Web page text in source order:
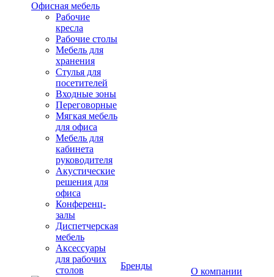
Офисная мебель
Рабочие
кресла
Рабочие столы
Мебель для
хранения
Стулья для
посетителей
Входные зоны
Переговорные
Мягкая мебель
для офиса
Мебель для
кабинета
руководителя
Акустические
решения для
офиса
Конференц-
залы
Диспетчерская
мебель
Аксессуары
для рабочих
столов
Бренды
О компании